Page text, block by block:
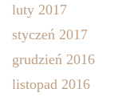
luty 2017
styczeń 2017
grudzień 2016
listopad 2016